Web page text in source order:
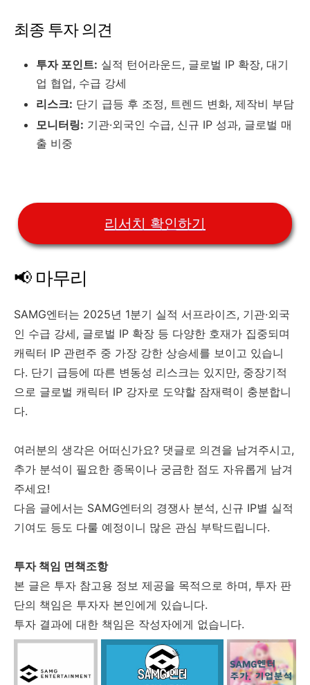
최종 투자 의견
투자 포인트: 실적 턴어라운드, 글로벌 IP 확장, 대기
업 협업, 수급 강세
리스크: 단기 급등 후 조정, 트렌드 변화, 제작비 부담
모니터링: 기관·외국인 수급, 신규 IP 성과, 글로벌 매
출 비중
리서치 확인하기
📢 마무리
SAMG엔터는 2025년 1분기 실적 서프라이즈, 기관·외국
인 수급 강세, 글로벌 IP 확장 등 다양한 호재가 집중되며
캐릭터 IP 관련주 중 가장 강한 상승세를 보이고 있습니
다. 단기 급등에 따른 변동성 리스크는 있지만, 중장기적
으로 글로벌 캐릭터 IP 강자로 도약할 잠재력이 충분합니
다.
여러분의 생각은 어떠신가요? 댓글로 의견을 남겨주시고,
추가 분석이 필요한 종목이나 궁금한 점도 자유롭게 남겨
주세요!
다음 글에서는 SAMG엔터의 경쟁사 분석, 신규 IP별 실적
기여도 등도 다룰 예정이니 많은 관심 부탁드립니다.
투자 책임 면책조항
본 글은 투자 참고용 정보 제공을 목적으로 하며, 투자 판
단의 책임은 투자자 본인에게 있습니다.
투자 결과에 대한 책임은 작성자에게 없습니다.